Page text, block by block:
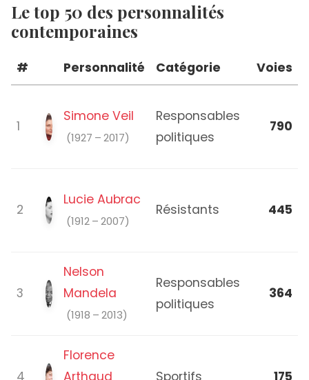
Le top 50 des personnalités
contemporaines
# Personnalité Catégorie Voies
1
Simone Veil
(1927 – 2017)
Responsables
politiques
790
2
Lucie Aubrac
(1912 – 2007)
Résistants 445
3
Nelson
Mandela
(1918 – 2013)
Responsables
politiques
364
Florence